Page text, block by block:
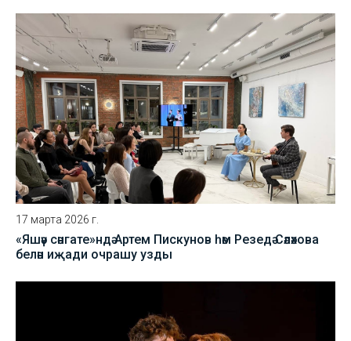
17 марта 2026 г.
«Яшәү сәнгате»ндә Артем Пискунов һәм Резедә Сәләхова
белән иҗади очрашу узды